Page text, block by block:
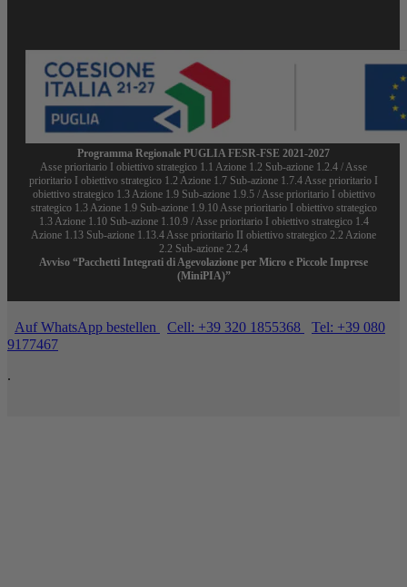
Programma Regionale PUGLIA FESR-FSE 2021-2027
Asse prioritario I obiettivo strategico 1.1 Azione 1.2 Sub-azione 1.2.4 / Asse
prioritario I obiettivo strategico 1.2 Azione 1.7 Sub-azione 1.7.4 Asse prioritario I
obiettivo strategico 1.3 Azione 1.9 Sub-azione 1.9.5 / Asse prioritario I obiettivo
strategico 1.3 Azione 1.9 Sub-azione 1.9.10 Asse prioritario I obiettivo strategico
1.3 Azione 1.10 Sub-azione 1.10.9 / Asse prioritario I obiettivo strategico 1.4
Azione 1.13 Sub-azione 1.13.4 Asse prioritario II obiettivo strategico 2.2 Azione
2.2 Sub-azione 2.2.4
Avviso “Pacchetti Integrati di Agevolazione per Micro e Piccole Imprese
(MiniPIA)”
Auf WhatsApp bestellen Cell: +39 320 1855368
Tel: +39 080
9177467
.